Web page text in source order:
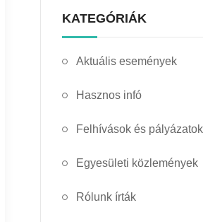
KATEGÓRIÁK
Aktuális események
Hasznos infó
Felhívások és pályázatok
Egyesületi közlemények
Rólunk írták